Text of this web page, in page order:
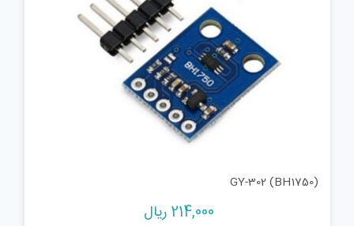
GY-302 (BH1750)
214,000 ریال